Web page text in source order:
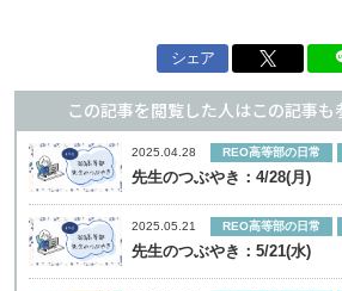
シェア
この記事を閲覧した人はこの記事も
2025.04.28 REO高等部の日常
先生のつぶやき：4/28(月)
2025.05.21 REO高等部の日常
先生のつぶやき：5/21(水)